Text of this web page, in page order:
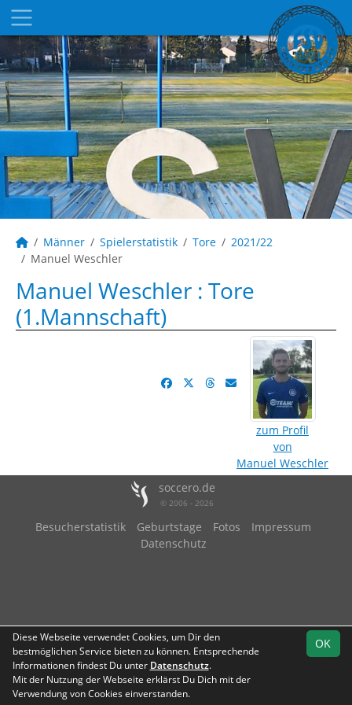
Männer Spielerstatistik Tore
2021/22
Manuel Weschler
Manuel Weschler : Tore
(1.Mannschaft)
zum Profil
von
Manuel Weschler
soccero.de
© 2006 - 2026
Besucherstatistik Geburtstage Fotos
Impressum
Datenschutz
OK
Diese Webseite verwendet Cookies, um Dir den
bestmöglichen Service bieten zu können. Entsprechende
Informationen findest Du unter Datenschutz.
Mit der Nutzung der Webseite erklärst Du Dich mit der
Verwendung von Cookies einverstanden.